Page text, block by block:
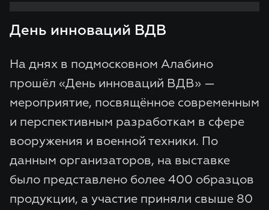
День инноваций ВДВ
На днях в подмосковном Алабино
прошёл «День инноваций ВДВ» —
мероприятие, посвящённое современным
и перспективным разработкам в сфере
вооружения и военной техники. По
данным организаторов, на выставке
было представлено более 400 образцов
продукции, а участие приняли свыше 80